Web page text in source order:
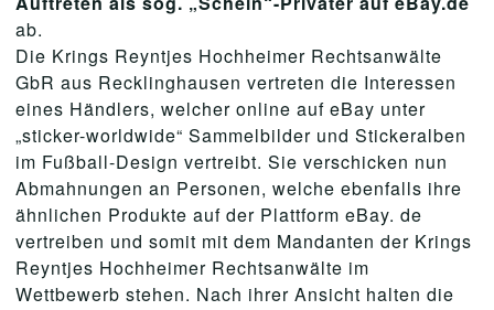
ab.
Die Krings Reyntjes Hochheimer Rechtsanwälte
GbR aus Recklinghausen vertreten die Interessen
eines Händlers, welcher online auf eBay unter
„sticker-worldwide“ Sammelbilder und Stickeralben
im Fußball-Design vertreibt. Sie verschicken nun
Abmahnungen an Personen, welche ebenfalls ihre
ähnlichen Produkte auf der Plattform eBay. de
vertreiben und somit mit dem Mandanten der Krings
Reyntjes Hochheimer Rechtsanwälte im
Wettbewerb stehen. Nach ihrer Ansicht halten die